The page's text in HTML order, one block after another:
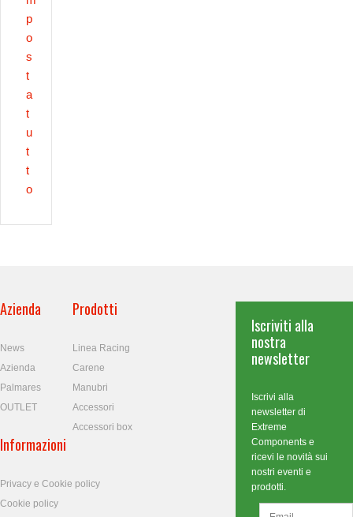
p
o
s
t
a
t
u
t
t
o
Azienda
News
Azienda
Palmares
OUTLET
Prodotti
Linea Racing
Carene
Manubri
Accessori
Accessori box
Informazioni
Privacy e Cookie policy
Cookie policy
Iscriviti alla
nostra
newsletter
Iscrivi alla
newsletter di
Extreme
Components e
ricevi le novità sui
nostri eventi e
prodotti.